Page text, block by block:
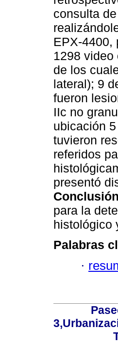
consulta
EPX-
1298
de los
lateral); 9
fueron
IIc no
ubicación
tuvieron
referidos
presentó
Conclusión
para la
histológico
Palabras
·